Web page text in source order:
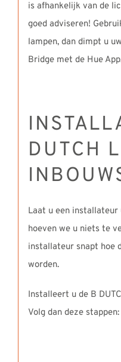
is afhankelijk van de
goed adviseren!
lampen, dan dimpt u
Bridge met de Hue
DUTCH
Laat u een
hoeven we u niets te
installateur snapt hoe
worden.
Installeert u de B
Volg dan deze stappen: